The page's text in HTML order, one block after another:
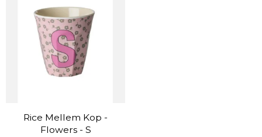
Rice Mellem Kop -
Flowers - S